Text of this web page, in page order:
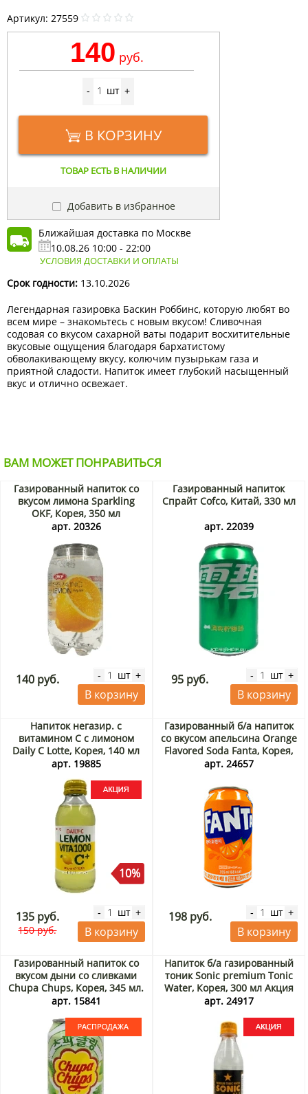
Артикул: 27559
140 руб.
- шт +
В КОРЗИНУ
ТОВАР ЕСТЬ В НАЛИЧИИ
Добавить в избранное
Ближайшая доставка по Москве
10.08.26 10:00 - 22:00
УСЛОВИЯ ДОСТАВКИ И ОПЛАТЫ
Срок годности: 13.10.2026
Легендарная газировка Баскин Роббинс, которую любят во
всем мире – знакомьтесь с новым вкусом! Сливочная
содовая со вкусом сахарной ваты подарит восхитительные
вкусовые ощущения благодаря бархатистому
обволакивающему вкусу, колючим пузырькам газа и
приятной сладости. Напиток имеет глубокий насыщенный
вкус и отлично освежает.
ВАМ МОЖЕТ ПОНРАВИТЬСЯ
Газированный напиток со
вкусом лимона Sparkling
OKF, Корея, 350 мл
арт. 20326
140 руб. - шт +
В корзину
Газированный напиток
Спрайт Cofco, Китай, 330 мл
арт. 22039
95 руб. - шт +
В корзину
Напиток негазир. с
витамином С с лимоном
Daily C Lotte, Корея, 140 мл
Акция
арт. 19885
10%
135 руб.
150 руб.
- шт +
В корзину
Газированный б/a напиток
со вкусом апельсина Orange
Flavored Soda Fanta, Корея,
355 мл
арт. 24657
198 руб. - шт +
В корзину
Газированный напиток со
вкусом дыни со сливками
Chupa Chups, Корея, 345 мл.
Срок до 19.08.2026.
арт. 15841
Напиток б/а газированный
тоник Sonic premium Tonic
Water, Корея, 300 мл Акция
арт. 24917